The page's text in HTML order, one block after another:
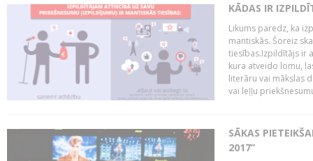
KĀDAS IR
Likums paredz, ka
mantiskās. Šoreiz
tiesības.Izpildītājs ir
kura atveido lomu,
literāru vai mākslas
vai leļļu
SĀKAS
2017”